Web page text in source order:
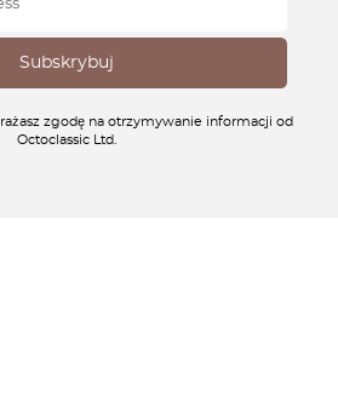
zgodę na otrzymywanie informacji od
Octoclassic Ltd.